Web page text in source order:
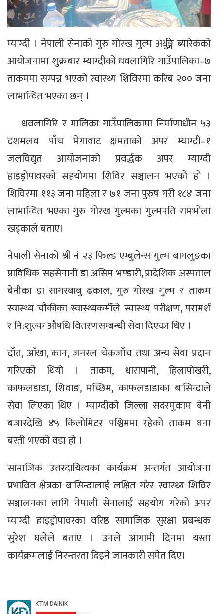
म्याग्दी । नेपाली सेनाको गुरु गोरख गुल्म अर्थुङ्गे ब्यारेकको
आयोजनामा शुक्रबार म्याग्दीको धवलागिरि गाउँपालिका–७
ताकममा सम्पन्न भएको स्वास्थ्य शिविरमा करिब २०० जना
लाभान्वित भएका छन् ।
धवलागिरि र मालिका गाउँपालिकामा निर्माणाधीन ५३
दशमलव पाँच मेगावाट क्षमताको अपर म्याग्दी–१
जलविद्युत आयोजनाको प्रवर्द्धक अपर म्याग्दी
हाइड्रोपावरको सहयोगमा शिविर सञ्चालन भएको हो ।
शिविरमा ११३ जना महिला र ७१ जना पुरुष गरी १८४ जना
लाभान्वित भएका गुरु गोरख गुल्मका गुल्मपति रामभोला
खड्काले बताए।
नेपाली सेनाको श्री नं २३ फिल्ड एम्बुलेन्स गुल्म बागलुङका
प्राविधिक सहसेनानी डा असिम भण्डारी, प्रादेशिक अस्पताल
बेनीका डा सागरबाबु ढकाल, गुरु गोरख गुल्म र ताकम
स्वास्थ्य चौकीका स्वास्थ्यकर्मीले स्वास्थ्य परीक्षण, परामर्श
र नि:शुल्क औषधि वितरणसम्बन्धी सेवा दिएका थिए ।
दाँत, आँखा, कान, जनरल चेकजाँच तथा अन्य सेवा प्रदान
गरिएको थियो । ताकम, धारापानी, हिलापोखरी,
काफलडाडा, शिवाङ, मच्छिम, काफलडाडाका बासिन्दाले
सेवा लिएका थिए । म्याग्दीको जिल्ला सदरमुकाम बेनी
बजारदेखि ४५ किलोमिटर पश्चिममा रहेको ताकम घना
बस्ती भएको वडा हो ।
सामाजिक उत्तरदायित्वका कार्यक्रम अन्तर्गत आयोजना
प्रभावित क्षेत्रका बासिन्दालाई लक्षित गरेर स्वास्थ्य शिविर
सञ्चालनका लागि नेपाली सेनालाई सहयोग गरेको अपर
म्याग्दी हाइड्रोपावरका वरिष्ठ सामाजिक सुरक्षा प्रबन्धक
सुरेश घलेले बताए । उनले आगामी दिनमा यस्ता
कार्यक्रमलाई निरन्तरता दिइने जानकारी समेत दिए।